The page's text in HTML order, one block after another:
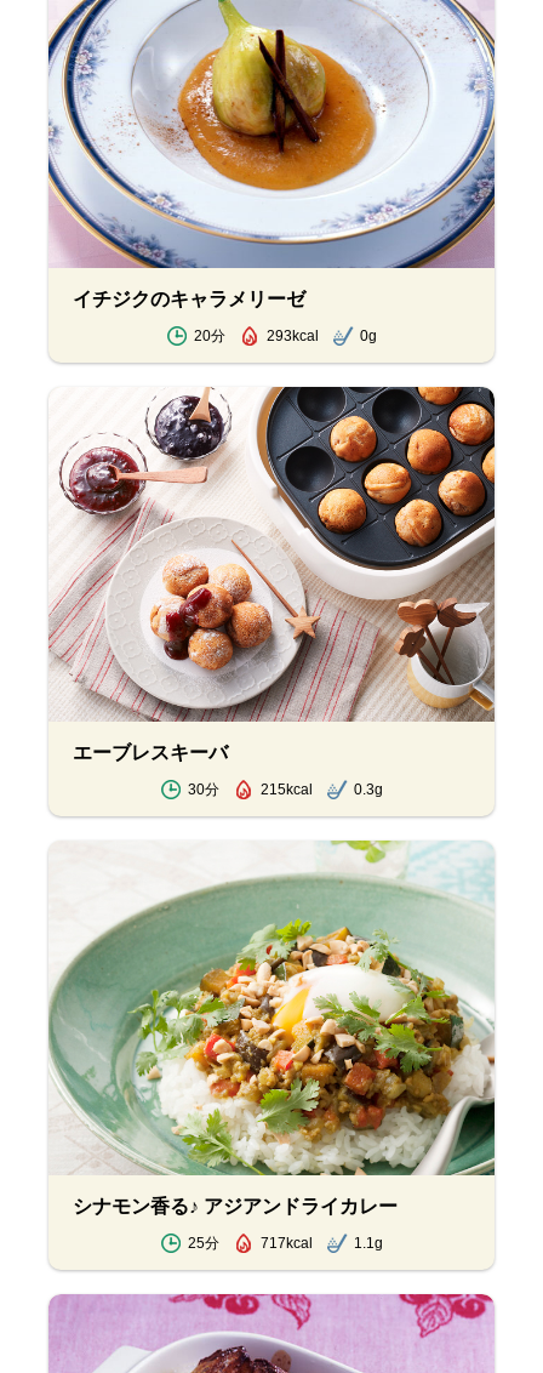
イチジクのキャラメリーゼ
20分 293kcal 0g
エーブレスキーバ
30分 215kcal 0.3g
シナモン香る♪ アジアンドライカレー
25分 717kcal 1.1g